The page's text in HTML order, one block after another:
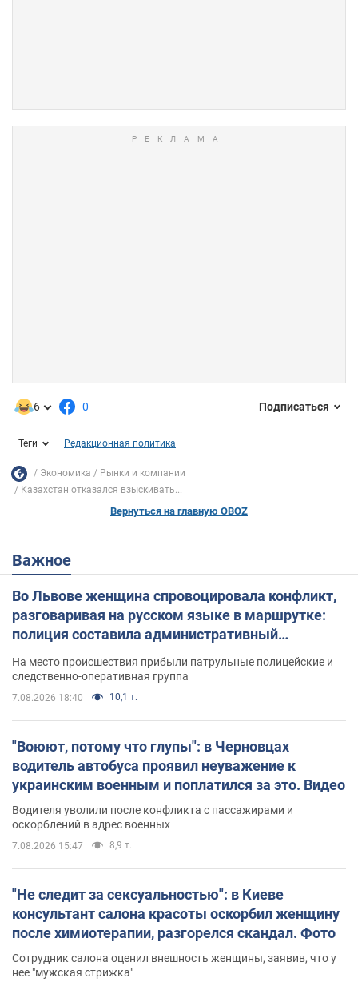
6 0 Подписаться
Теги Редакционная политика
Экономика
Рынки и компании
Казахстан отказался взыскивать...
Вернуться на главную OBOZ
Важное
Во Львове женщина спровоцировала конфликт,
разговаривая на русском языке в маршрутке:
полиция составила административный
На место происшествия прибыли патрульные полицейские и
следственно-оперативная группа
7.08.2026 18:40 10,1 т.
"Воюют, потому что глупы": в Черновцах
водитель автобуса проявил неуважение к
украинским военным и поплатился за это. Видео
Водителя уволили после конфликта с пассажирами и
оскорблений в адрес военных
7.08.2026 15:47 8,9 т.
"Не следит за сексуальностью": в Киеве
консультант салона красоты оскорбил женщину
после химиотерапии, разгорелся скандал. Фото
Сотрудник салона оценил внешность женщины, заявив, что у
нее "мужская стрижка"